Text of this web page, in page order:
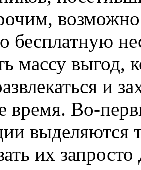
возможно
бесплатную
массу выгод,
и
время. Во-
выделяются
их